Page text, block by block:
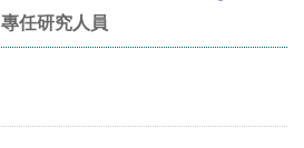
專任研究人員